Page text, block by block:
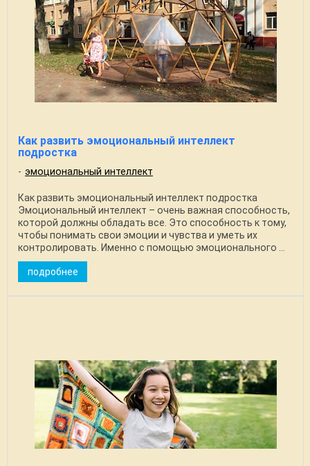
Как развить эмоциональный интеллект
подростка
эмоциональный интеллект
Как развить эмоциональный интеллект подростка
Эмоциональный интеллект – очень важная способность,
которой должны обладать все. Это способность к тому,
чтобы понимать свои эмоции и чувства и уметь их
контролировать. Именно с помощью эмоционального ...
подробнее